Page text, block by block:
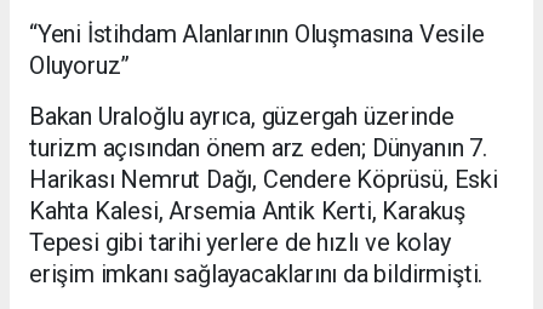
“Yeni İstihdam Alanlarının Oluşmasına Vesile
Oluyoruz”
Bakan Uraloğlu ayrıca, güzergah üzerinde
turizm açısından önem arz eden; Dünyanın 7.
Harikası Nemrut Dağı, Cendere Köprüsü, Eski
Kahta Kalesi, Arsemia Antik Kerti, Karakuş
Tepesi gibi tarihi yerlere de hızlı ve kolay
erişim imkanı sağlayacaklarını da bildirmişti.